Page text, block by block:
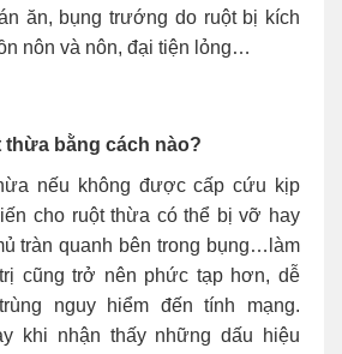
ăn, bụng trướng do ruột bị kích
nôn và nôn, đại tiện lỏng…
bằng cách nào?
nếu không được cấp cứu kịp
cho ruột thừa có thể bị vỡ hay
tràn quanh bên trong bụng…làm
cũng trở nên phức tạp hơn, dễ
nguy hiểm đến tính mạng.
khi nhận thấy những dấu hiệu